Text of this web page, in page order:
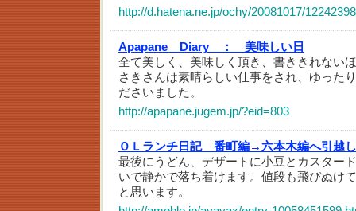
http://d.hatena.ne.jp/ochy/20081017/
Apapane Diary ：
美味しい日
全て美しく、美味しく頂き、書ききれない
さきさんは素晴らしい仕事をされ、ゆった
ださいました。
http://apapane.jugem.jp/?eid=803
ＯＬランチ日記 番町編→六本木編へ引越
最後にうどん、デザートに小豆とカスター
いで静かで落ち着けます。値段も飛びぬけ
と思います。